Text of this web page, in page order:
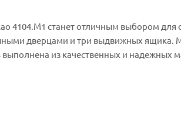
4104.М1 станет отличным выбором для
дверцами и три выдвижных ящика.
из качественных и надежных